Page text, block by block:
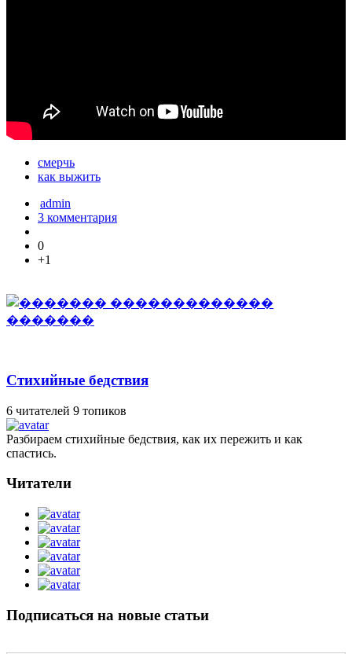
смерчь
как выжить
admin
3 комментария
0
+1
Стихийные бедствия
6 читателей 9 топиков
Разбираем стихийные бедствия, как их пережить и как
спастись.
Читатели
Подписаться на новые статьи